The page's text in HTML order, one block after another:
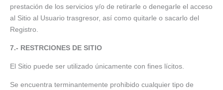
prestación de los servicios y/o de retirarle o denegarle el acceso
al Sitio al Usuario trasgresor, así como quitarle o sacarlo del
Registro.
7.- RESTRCIONES DE SITIO
El Sitio puede ser utilizado únicamente con fines lícitos.
Se encuentra terminantemente prohibido cualquier tipo de